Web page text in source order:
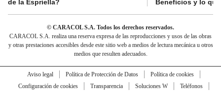
de la Espriella?
Beneficios y lo
© CARACOL S.A. Todos los derechos reservados.
CARACOL S.A. realiza una reserva expresa de las reproducciones y usos de las obras
y otras prestaciones accesibles desde este sitio web a medios de lectura mecánica u otros
medios que resulten adecuados.
Aviso legal Política de Protección de Datos
Política de cookies
Configuración de cookies
Transparencia Soluciones W
Teléfonos